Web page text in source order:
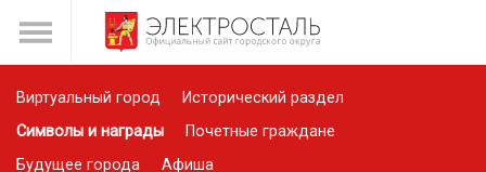
Виртуальный город
Исторический раздел
Символы и награды
Почетные граждане
Будущее города
Афиша